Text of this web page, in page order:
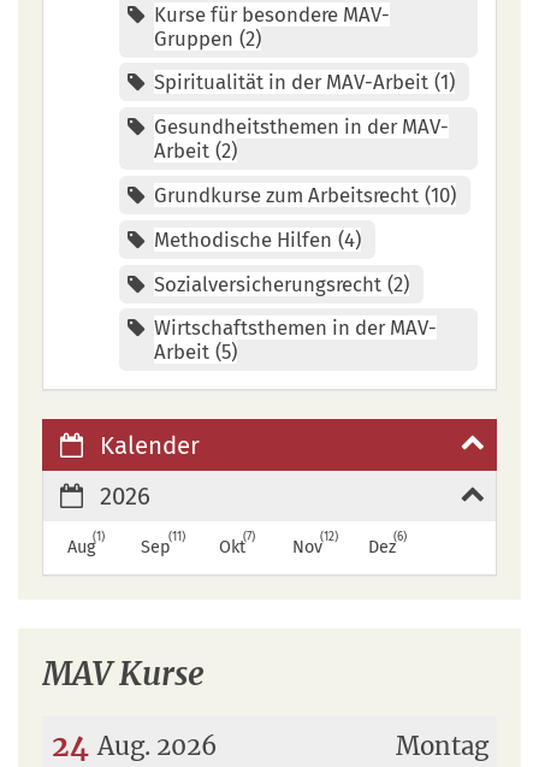
Kurse für besondere MAV-
Gruppen 2
Spiritualität in der MAV-Arbeit 1
Gesundheitsthemen in der MAV-
Arbeit 2
Grundkurse zum Arbeitsrecht 10
Methodische Hilfen 4
Sozialversicherungsrecht 2
Wirtschaftsthemen in der MAV-
Arbeit 5
Kalender
2026
Aug1 Sep11 Okt7 Nov12 Dez6
MAV Kurse
Montag
24 Aug. 2026